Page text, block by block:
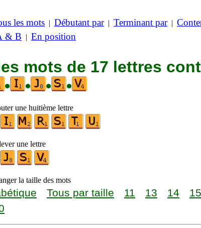
les mots | Débutant par| Terminant par|
& B | En position
mots de 17 lettres
• • • •
une huitième lettre
une lettre
la taille des mots
Tous par taille 11 13 14 15